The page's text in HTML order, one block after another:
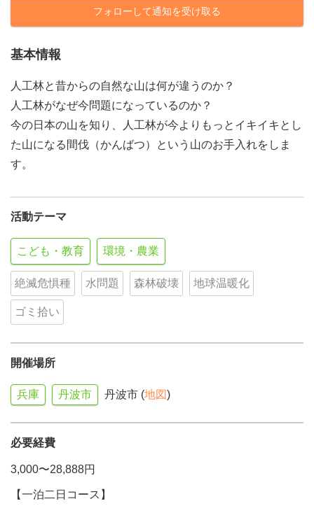
フォローして通知を受け取る
基本情報
人工林と昔からの自然な山は何が違うのか？
人工林がなぜ今問題になっているのか？
今の日本の山を知り、人工林が今よりもっとイキイキとし
た山になる間伐（かんばつ）という山のお手入れをしま
す。
活動テーマ
こども・教育 環境・農業
絶滅危惧種 水問題 森林破壊 地球温暖化
ゴミ拾い
開催場所
兵庫 丹波市 丹波市 (地図)
必要経費
3,000〜28,888円
【一泊二日コース】